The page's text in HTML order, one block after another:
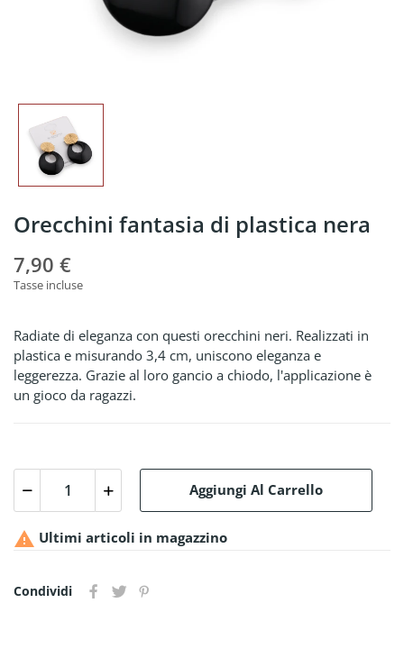
Orecchini fantasia di plastica nera
7,90 €
Tasse incluse
Radiate di eleganza con questi orecchini neri. Realizzati in
plastica e misurando 3,4 cm, uniscono eleganza e
leggerezza. Grazie al loro gancio a chiodo, l'applicazione è
un gioco da ragazzi.
Aggiungi Al Carrello
 Ultimi articoli in magazzino
Condividi